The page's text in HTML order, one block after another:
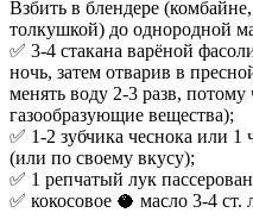
Взбить в блендере
толкушкой) до однородной
✅ 3-4 стакана варёной
ночь, затем отварив в
менять воду 2-3 разв,
газообразующие вещества);
✅ 1-2 зубчика чеснока или 1
(или по своему вкусу);
✅ 1 репчатый лук
✅ кокосовое 🥥 масло 3-4 ст.